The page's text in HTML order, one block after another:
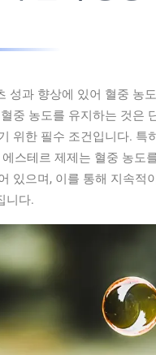
성과 향상에 있어 혈중 농
중 농도를 유지하는 것은
위한 필수 조건입니다. 특
스테르 제제는 혈중 농도
있으며, 이를 통해 지속적
니다.